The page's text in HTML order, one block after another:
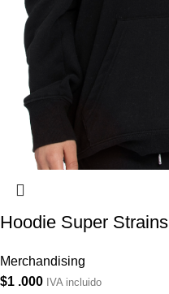
Hoodie Super Strains
Merchandising
$1 .000 IVA incluido